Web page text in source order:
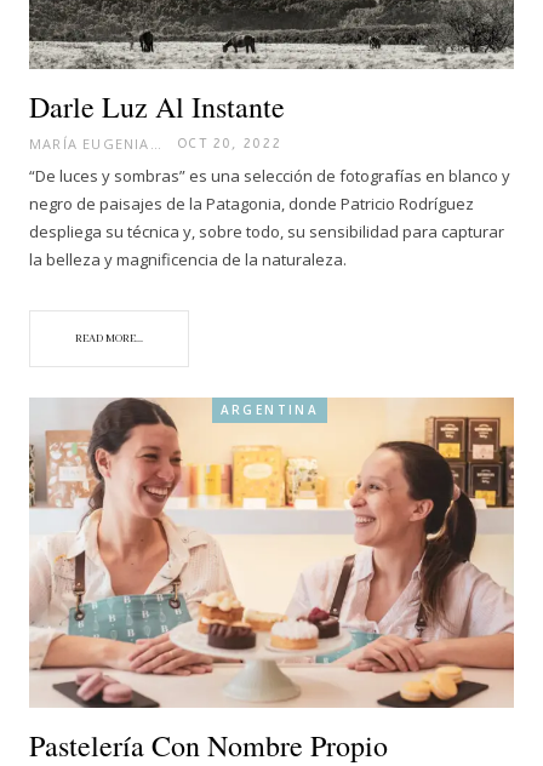
Darle Luz Al Instante
OCT 20, 2022
“De luces y sombras” es una selección de fotografías en blanco y
negro de paisajes de la Patagonia, donde Patricio Rodríguez
despliega su técnica y, sobre todo, su sensibilidad para capturar
la belleza y magnificencia de la naturaleza.
READ MORE...
ARGENTINA
Pastelería Con Nombre Propio